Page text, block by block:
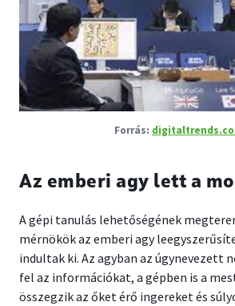
Az emberi agy lett a
A gépi tanulás lehetőségének
mérnökök az emberi agy
indultak ki. Az agyban az úgynevezett
fel az információkat, a gépben is a
összegzik az őket érő ingereket és